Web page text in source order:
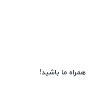
همراه ما باشید!